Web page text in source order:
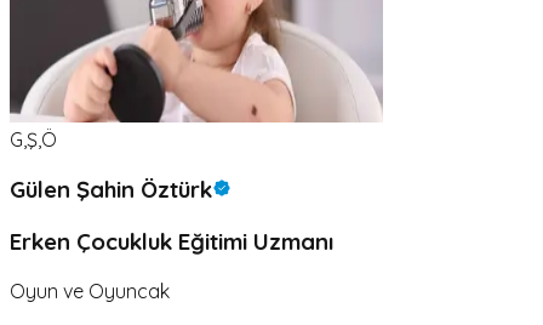
G,Ş,Ö
Gülen Şahin Öztürk
Erken Çocukluk Eğitimi Uzmanı
Oyun ve Oyuncak